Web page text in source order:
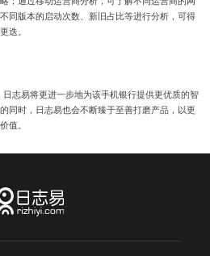
同版本的启动次数、新旧占比等进行分析，可得
迭。
志易将更进一步地为该手机银行提供更优质的智
同时，日志易也会不断臻于至善打磨产品，以更
值。